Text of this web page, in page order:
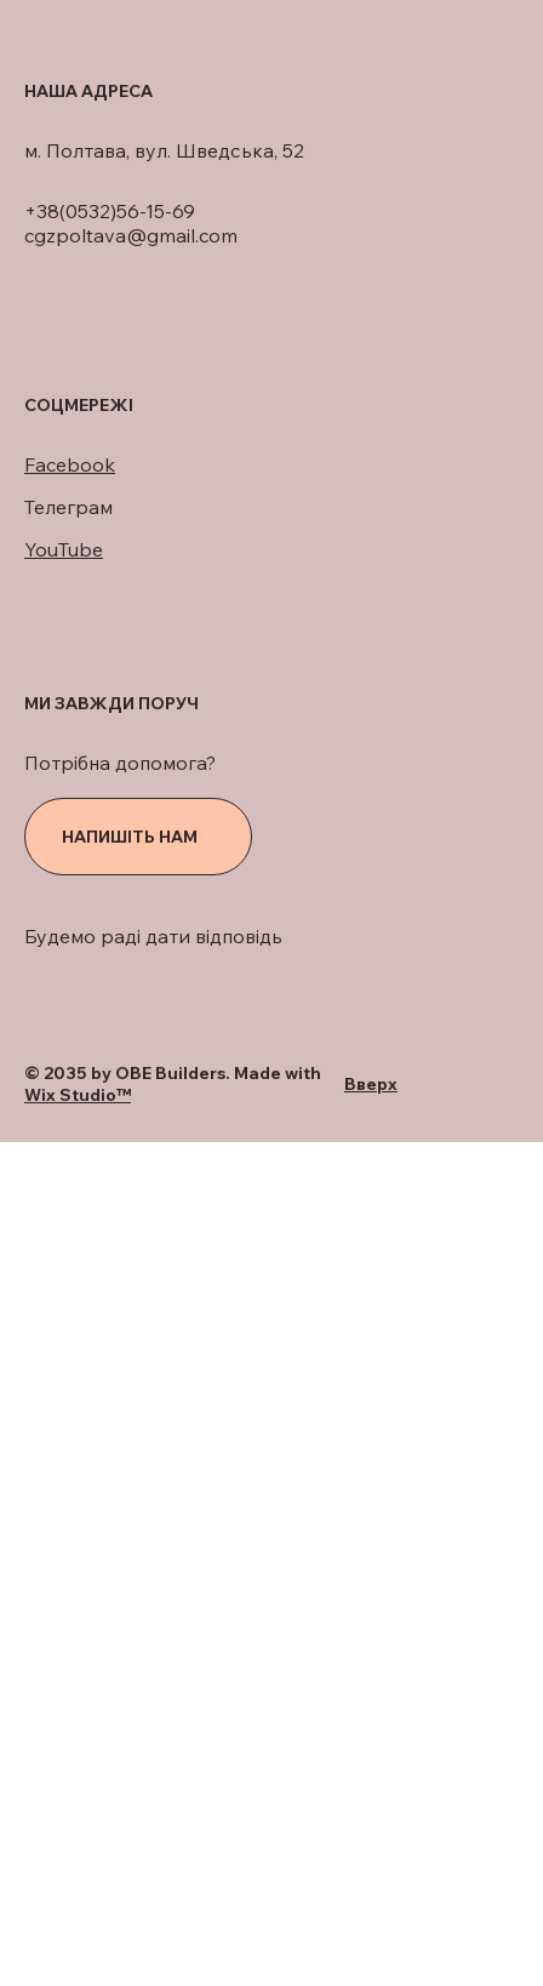
+38(0532)56-15-69
cgzpoltava@gmail.com
м. Полтава, вул. Шведська, 52
НАША АДРЕСА
СОЦМЕРЕЖІ
Facebook
Телеграм
YouTube
Будемо раді дати відповідь
НАПИШІТЬ НАМ
Потрібна допомога?
МИ ЗАВЖДИ ПОРУЧ
© 2035 by OBE Builders. Made with
Wix Studio™
Вверх